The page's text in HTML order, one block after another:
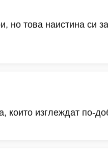
но това наистина си
изглеждат по-